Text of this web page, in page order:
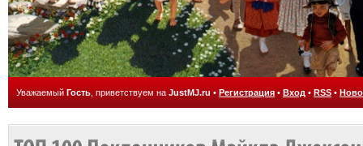
Уважаемый Гость , приветствуем на JustMJ.ru • Регистрация • Вход • RSS •